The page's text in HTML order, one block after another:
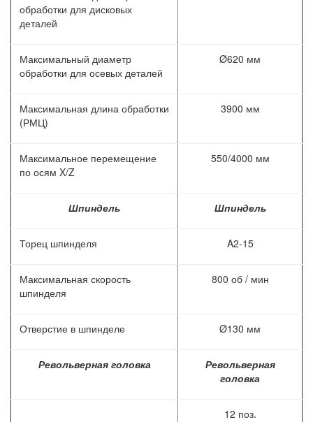
обработки для дисковых
деталей
Максимальный диаметр
обработки для осевых деталей
Ø620 мм
Максимальная длина обработки
(РМЦ)
3900 мм
Максимальное перемещение
по осям X/Z
550/4000 мм
Шпиндель Шпиндель
Торец шпинделя A2-15
Максимальная скорость
шпинделя
800 об / мин
Отверстие в шпинделе Ø130 мм
Револьверная головка
Револьверная
головка
12 поз.